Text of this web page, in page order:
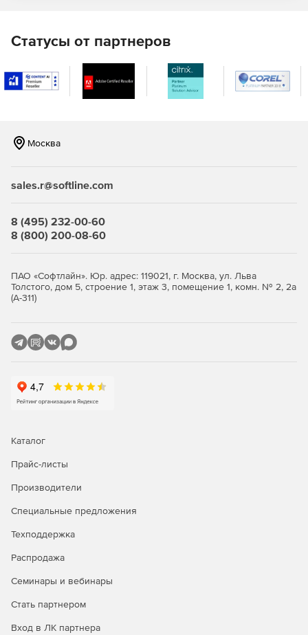
более быстрого и простого модульного тестирования,
обеспечивая высокое качество кода;
повышения производительности труда групп для
Добавив
подписку, можно заниматься разработкой с помощью
появляется возможность организовать эффективную
Studio в Windows и macOS.
Статусы от партнеров
Москва
sales.r@softline.com
8 (495) 232-00-60
8 (800) 200-08-60
ПАО «Софтлайн». Юр. адрес: 119021, г. Москва, ул. Льва
Толстого, дом 5, строение 1, этаж 3, помещение 1, комн. № 2, 2а
(А-311)
Каталог
Прайс-листы
Производители
Специальные предложения
Техподдержка
Распродажа
Семинары и вебинары
Стать партнером
Вход в ЛК партнера